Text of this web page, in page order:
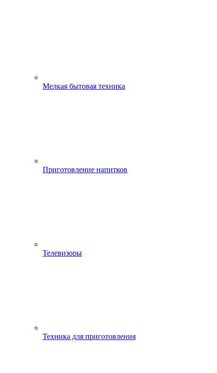
Мелкая бытовая техника
Приготовление напитков
Телевизоры
Техника для приготовления